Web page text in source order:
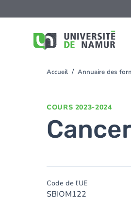
au
You
Accueil Annuaire des
COURS 2023-2024
Code de l'UE
SBIOM122